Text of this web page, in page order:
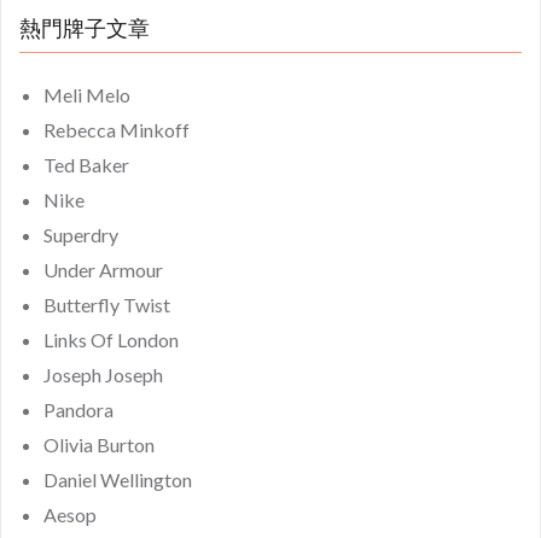
熱門牌子文章
Meli Melo
Rebecca Minkoff
Ted Baker
Nike
Superdry
Under Armour
Butterfly Twist
Links Of London
Joseph Joseph
Pandora
Olivia Burton
Daniel Wellington
Aesop